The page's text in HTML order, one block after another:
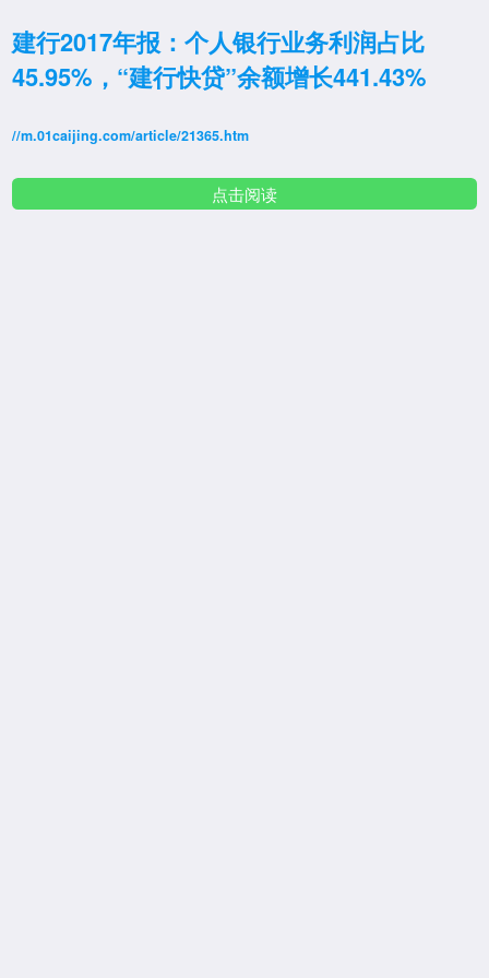
建行2017年报：个人银行业务利润占比
45.95%，“建行快贷”余额增长441.43%
//m.01caijing.com/article/21365.htm
点击阅读